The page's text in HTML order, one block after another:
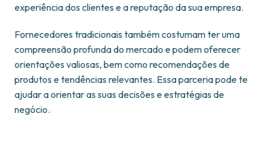
experiência dos clientes e a reputação da sua empresa.
Fornecedores tradicionais também costumam ter uma
compreensão profunda do mercado e podem oferecer
orientações valiosas, bem como recomendações de
produtos e tendências relevantes. Essa parceria pode te
ajudar a orientar as suas decisões e estratégias de
negócio.